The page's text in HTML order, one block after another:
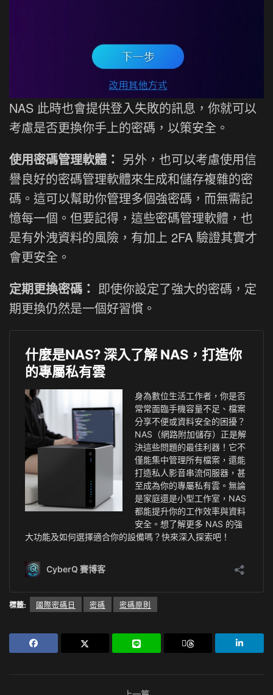
NAS 此時也會提供登入失敗的訊息，你就可以
考慮是否更換你手上的密碼，以策安全。
使用密碼管理軟體： 另外，也可以考慮使用信
譽良好的密碼管理軟體來生成和儲存複雜的密
碼。這可以幫助你管理多個強密碼，而無需記
憶每一個。但要記得，這些密碼管理軟體，也
是有外洩資料的風險，有加上 2FA 驗證其實才
會更安全。
定期更換密碼： 即使你設定了強大的密碼，定
期更換仍然是一個好習慣。
標籤: 國際密碼日 密碼 密碼原則